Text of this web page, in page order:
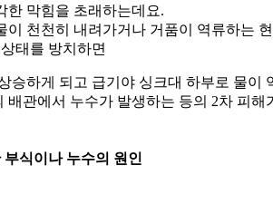
한 막힘을 초래하는데요.
이 천천히 내려가거나 거품이 역류하는
태를 방치하면
승하게 되고 급기야 싱크대 하부로 물이
배관에서 누수가 발생하는 등의 2차 피해
부식이나 누수의 원인